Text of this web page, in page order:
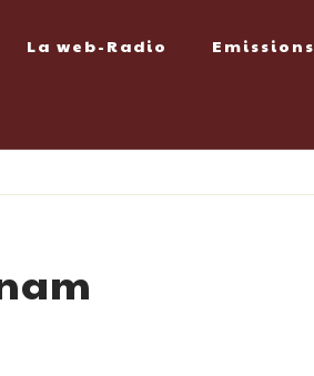
La web-Radio Emissions